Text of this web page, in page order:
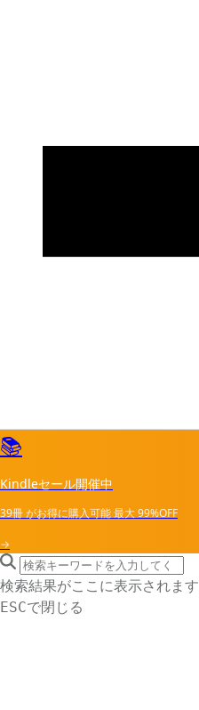
📚
Kindleセール開催中
39冊がお得に購入可能最大99%OFF
→
search icon
サイト内検索
検索結果がここに表示されます
ESCで閉じる